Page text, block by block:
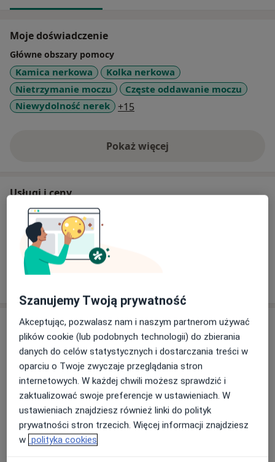
Moje doświadczenie
Główne obszary pomocy
Kamica nerkowa
Kolka nerkowa
Nietrzymanie moczu
Częste oddawanie moczu
Niewydolność nerek
+15
Pokaż więcejo doświadczeniu
Usługi i ceny
Konsultacja nefrologiczna
Szczegóły
Adresy (2)
Adres 1 Adres 2
Zdrowie Piaseczna Sp. z o.o.
Aleja Kalin 55,05-500Piaseczno
Szanujemy Twoją prywatność
Akceptując, pozwalasz nam i naszym partnerom używać
plików cookie (lub podobnych technologii) do zbierania
danych do celów statystycznych i dostarczania treści w
oparciu o Twoje zwyczaje przeglądania stron
internetowych. W każdej chwili możesz sprawdzić i
zaktualizować swoje preferencje w ustawieniach. W
ustawieniach znajdziesz również linki do polityk
prywatności stron trzecich. Więcej informacji znajdziesz
w polityka cookies